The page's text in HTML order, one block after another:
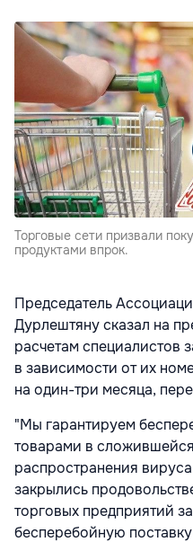
Торговые сети призвали
продуктами впрок.
Председатель
Дурлештяну сказал на
расчетам специалистов
в зависимости от их
на один-три месяца,
"Мы гарантируем
товарами в
распространения
закрылись
торговых предприятий
бесперебойную